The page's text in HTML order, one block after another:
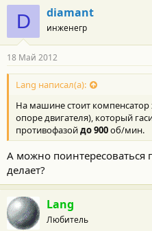
D diamant
инженегр
18 Май 2012
Lang написал(а):
На машине стоит компенсатор
опоре двигателя), который
противофазойдо 900об/мин.
А можно поинтересоваться
делает?
Lang
Любитель